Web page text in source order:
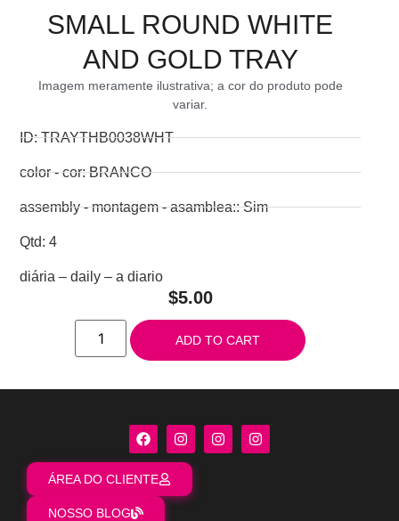
SMALL ROUND WHITE
AND GOLD TRAY
Imagem meramente ilustrativa; a cor do produto pode
variar.
ID: TRAYTHB0038WHT
color - cor: BRANCO
assembly - montagem - asamblea:: Sim
Qtd: 4
diária – daily – a diario
$5.00
ADD TO CART
ÁREA DO CLIENTE
NOSSO BLOG